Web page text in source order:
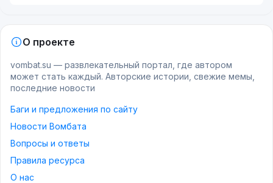
О проекте
vombat.su — развлекательный портал, где автором
может стать каждый. Авторские истории, свежие мемы,
последние новости
Баги и предложения по сайту
Новости Вомбата
Вопросы и ответы
Правила ресурса
О нас